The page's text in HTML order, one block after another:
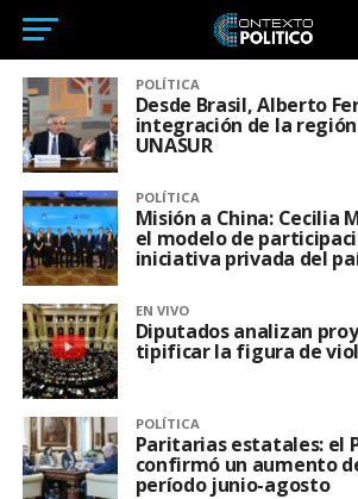
POLÍTICA
Desde Brasil, Alberto
integración de la
UNASUR
POLÍTICA
Misión a China: Cecilia
el modelo de
iniciativa privada del
EN VIVO
Diputados analizan
tipificar la figura de
POLÍTICA
Paritarias estatales: el
confirmó un aumento
período junio-agosto